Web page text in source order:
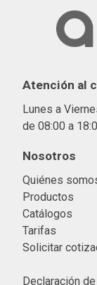
Atención al
Lunes a
de 08:00 a
Nosotros
Quiénes
Productos
Catálogos
Tarifas
Solicitar
Declaración